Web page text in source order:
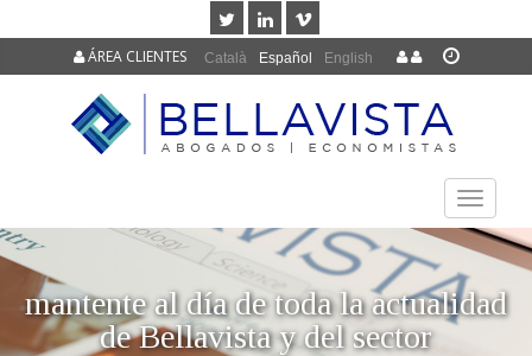
Català Español English
ÁREA CLIENTES
TOGGLE
mantente al día de toda la actualidad
de Bellavista y del sector